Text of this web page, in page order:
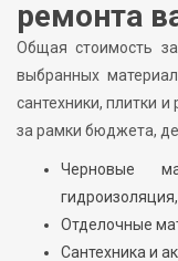
ремонта
Общая стоимость
выбранных
сантехники, плитки
за рамки бюджета,
Черновые
Отделочные
Сантехника и